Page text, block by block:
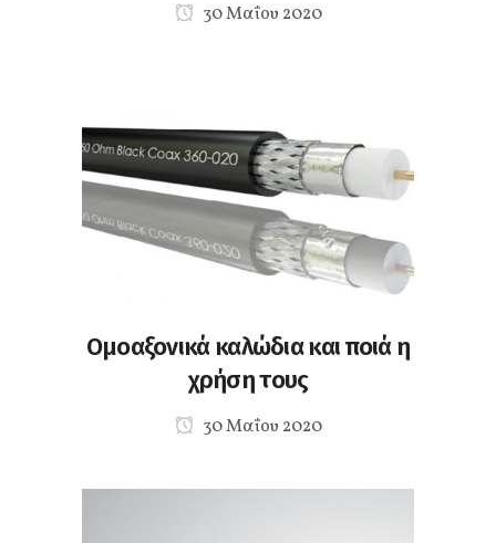
30 Μαΐου 2020
Ομοαξονικά καλώδια και ποιά η
χρήση τους
30 Μαΐου 2020